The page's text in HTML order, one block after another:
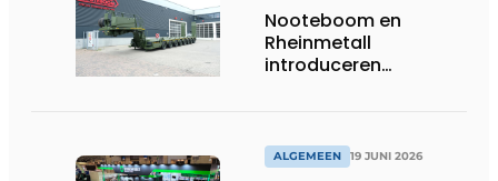
Nooteboom en
Rheinmetall
introduceren
ALGEMEEN 19 JUNI 2026